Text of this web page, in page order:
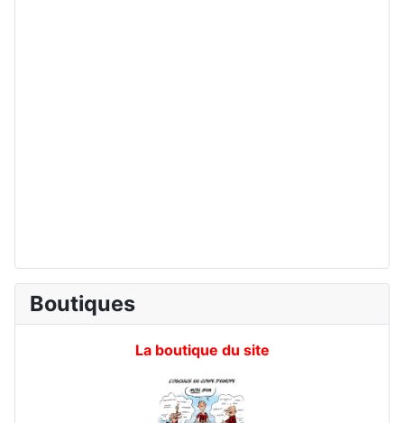
Boutiques
La boutique du site